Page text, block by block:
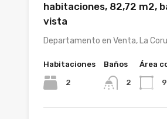
habitaciones, 82,72 m2,
vista
Departamento en Venta, La
Habitaciones
2
Baños
2
Área